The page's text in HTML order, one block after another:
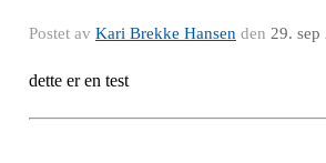
Postet av Kari Brekke Hansen den 29. sep
dette er en test